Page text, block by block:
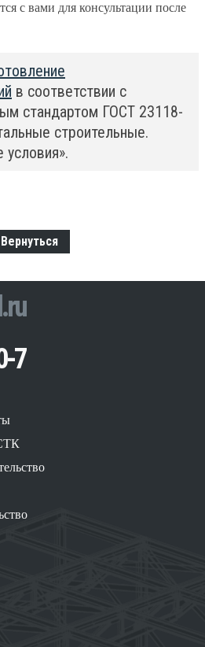
с вами для консультации после
в соответствии с
стандартом ГОСТ 23118-
строительные.
Вернуться
7